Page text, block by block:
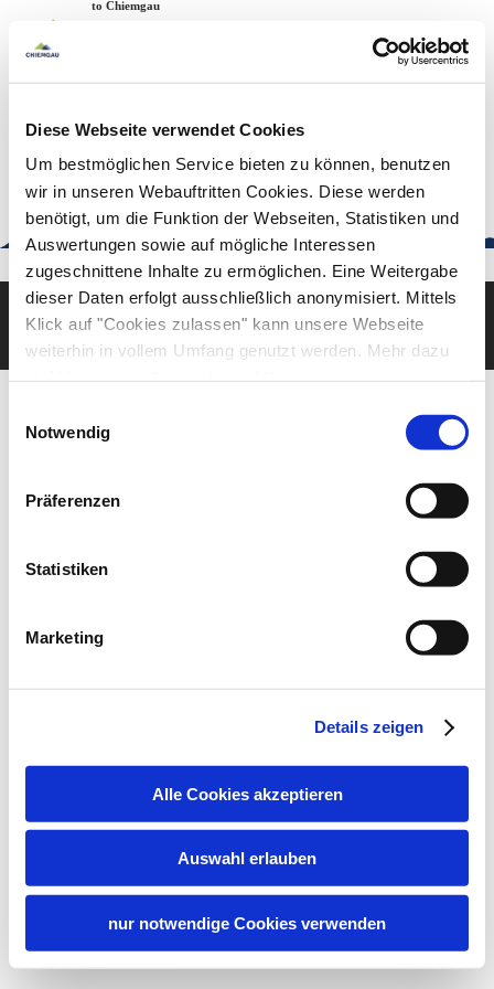
Diese Webseite verwendet Cookies
Um bestmöglichen Service bieten zu können, benutzen
wir in unseren Webauftritten Cookies. Diese werden
benötigt, um die Funktion der Webseiten, Statistiken und
Auswertungen sowie auf mögliche Interessen
zugeschnittene Inhalte zu ermöglichen. Eine Weitergabe
dieser Daten erfolgt ausschließlich anonymisiert. Mittels
Klick auf "Cookies zulassen" kann unsere Webseite
weiterhin in vollem Umfang genutzt werden. Mehr dazu
steht in unserer Datenschutzerklärung.
gelistet.
Notwendig
Präferenzen
Statistiken
Marketing
Details zeigen
Alle Cookies akzeptieren
Auswahl erlauben
nur notwendige Cookies verwenden
Back to the home page
Welcome to Chiemgau
urlaub@chiemgau.bayern
+49 (861) 988 231-20
Good to know
Deutsch English